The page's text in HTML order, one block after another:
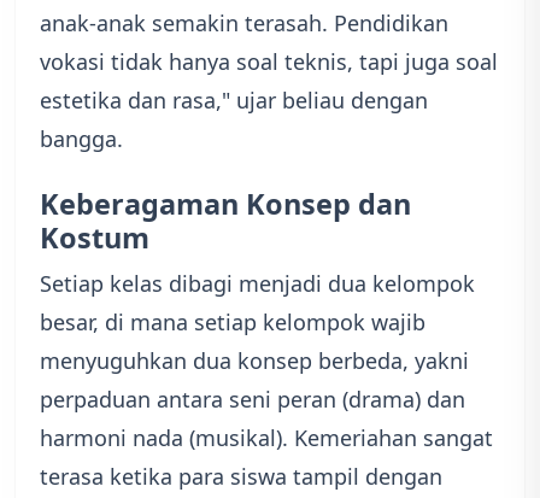
anak-anak semakin terasah. Pendidikan
vokasi tidak hanya soal teknis, tapi juga soal
estetika dan rasa," ujar beliau dengan
bangga.
Keberagaman Konsep dan
Kostum
Setiap kelas dibagi menjadi dua kelompok
besar, di mana setiap kelompok wajib
menyuguhkan dua konsep berbeda, yakni
perpaduan antara seni peran (drama) dan
harmoni nada (musikal). Kemeriahan sangat
terasa ketika para siswa tampil dengan